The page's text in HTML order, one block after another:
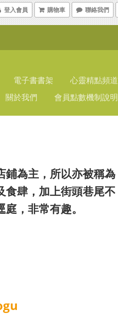
登入會員 購物車 聯絡我們
電子書書架
心靈精點頻道
關於我們 會員點數機制說明
鋪為主，所以亦被稱為
食肆，加上街頭巷尾不
，非常有趣。